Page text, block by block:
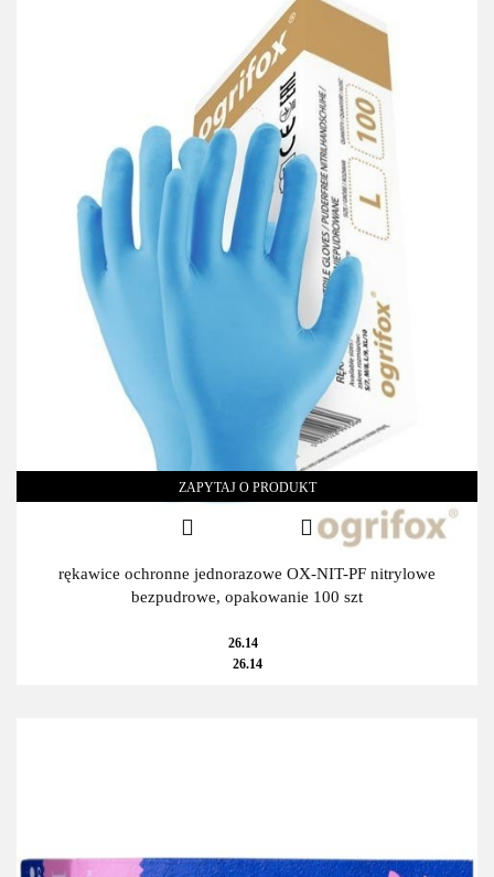
ZAPYTAJ O PRODUKT
rękawice ochronne jednorazowe OX-NIT-PF nitrylowe
bezpudrowe, opakowanie 100 szt
26.14
26.14